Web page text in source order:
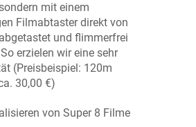
mit einem
Filmabtaster direkt von
und flimmerfrei
erzielen wir eine sehr
(Preisbeispiel: 120m
30,00 €)
von Super 8 Filme